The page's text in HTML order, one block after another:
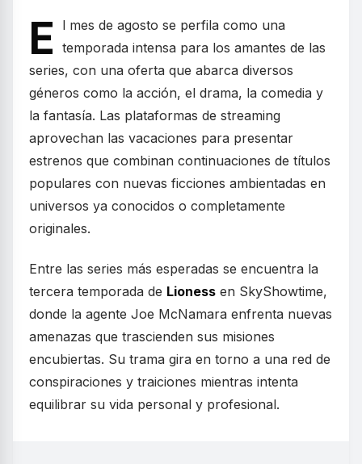
E
l mes de agosto se perfila como una
temporada intensa para los amantes de las
series, con una oferta que abarca diversos
géneros como la acción, el drama, la comedia y
la fantasía. Las plataformas de streaming
aprovechan las vacaciones para presentar
estrenos que combinan continuaciones de títulos
populares con nuevas ficciones ambientadas en
universos ya conocidos o completamente
originales.
Entre las series más esperadas se encuentra la
tercera temporada de Lioness en SkyShowtime,
donde la agente Joe McNamara enfrenta nuevas
amenazas que trascienden sus misiones
encubiertas. Su trama gira en torno a una red de
conspiraciones y traiciones mientras intenta
equilibrar su vida personal y profesional.